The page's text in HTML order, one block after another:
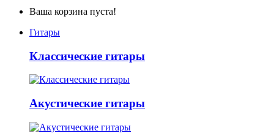
Ваша корзина пуста!
Гитары
Классические гитары
Акустические гитары